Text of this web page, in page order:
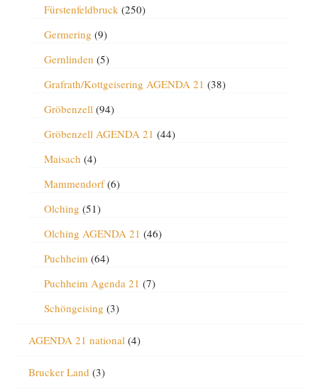
Fürstenfeldbruck(250)
Germering (9)
Gernlinden (5)
Grafrath/Kottgeisering AGENDA 21 (38)
Gröbenzell(94)
Gröbenzell AGENDA 21 (44)
Maisach (4)
Mammendorf(6)
Olching (51)
Olching AGENDA 21 (46)
Puchheim(64)
Puchheim Agenda 21 (7)
Schöngeising (3)
AGENDA 21 national(4)
Brucker Land (3)